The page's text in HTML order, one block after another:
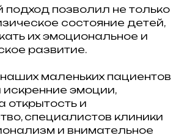
подход позволил не только
состояние детей,
их эмоциональное и
развитие.
маленьких пациентов
эмоции,
открытость и
специалистов клиники
и внимательное